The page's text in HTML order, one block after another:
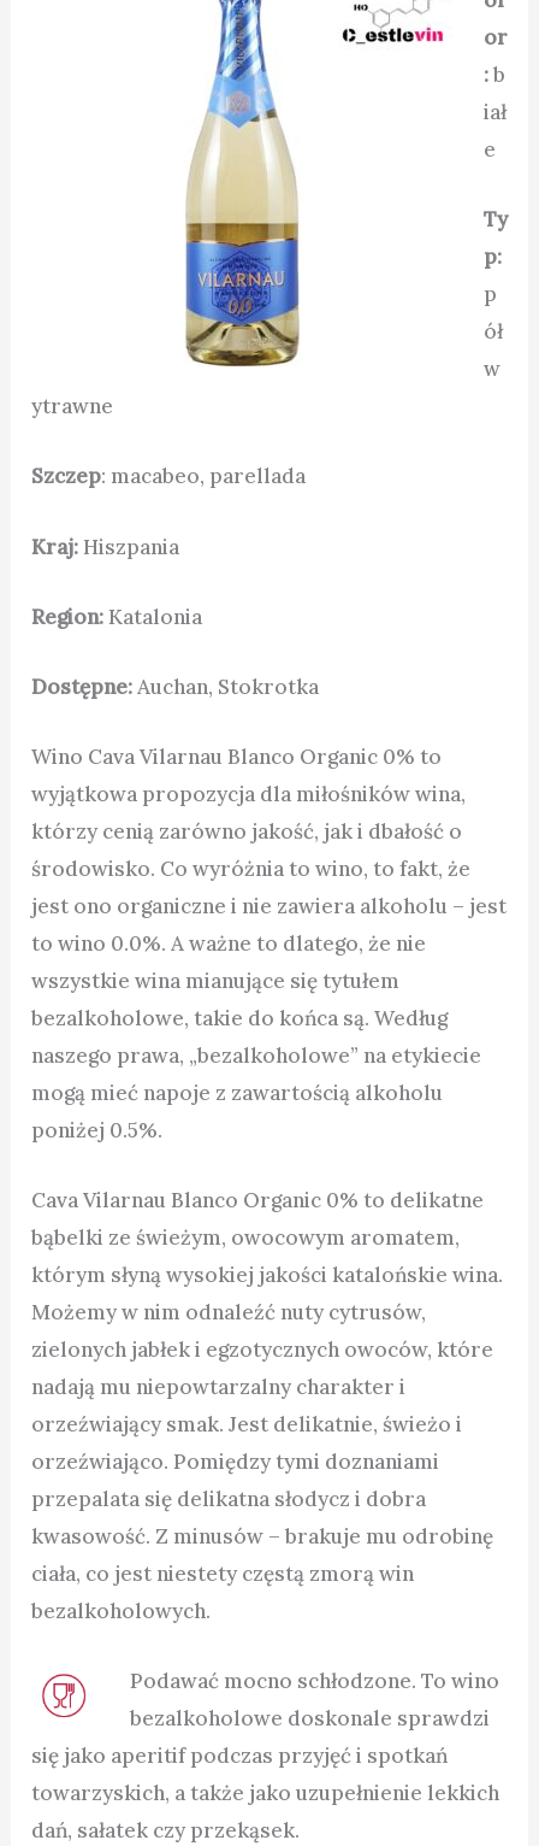
or
:b
iał
e
Ty
p:
p
ół
w
ytrawne
Szczep: macabeo, parellada
Kraj: Hiszpania
Region: Katalonia
Dostępne:Auchan, Stokrotka
Wino Cava Vilarnau Blanco Organic 0% to
wyjątkowa propozycja dla miłośników wina,
którzy cenią zarówno jakość, jak i dbałość o
środowisko. Co wyróżnia to wino, to fakt, że
jest ono organiczne i nie zawiera alkoholu – jest
to wino 0.0%. A ważne to dlatego, że nie
wszystkie wina mianujące się tytułem
bezalkoholowe, takie do końca są. Według
naszego prawa, „bezalkoholowe” na etykiecie
mogą mieć napoje z zawartością alkoholu
poniżej 0.5%.
Cava Vilarnau Blanco Organic 0% to delikatne
bąbelki ze świeżym, owocowym aromatem,
którym słyną wysokiej jakości katalońskie wina.
Możemy w nim odnaleźć nuty cytrusów,
zielonych jabłek i egzotycznych owoców, które
nadają mu niepowtarzalny charakter i
orzeźwiający smak. Jest delikatnie, świeżo i
orzeźwiająco. Pomiędzy tymi doznaniami
przepalata się delikatna słodycz i dobra
kwasowość. Z minusów – brakuje mu odrobinę
ciała, co jest niestety częstą zmorą win
bezalkoholowych.
Podawać mocno schłodzone. To wino
bezalkoholowe doskonale sprawdzi
się jako aperitif podczas przyjęć i spotkań
towarzyskich, a także jako uzupełnienie lekkich
dań, sałatek czy przekąsek.